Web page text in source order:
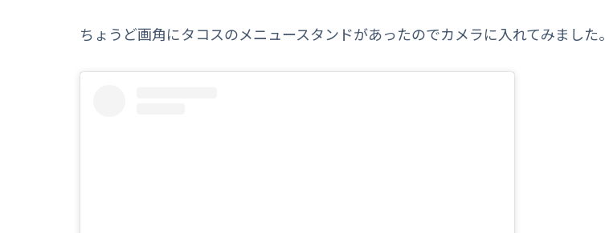
ちょうど画角にタコスのメニュースタンドがあったのでカメラに入れてみました。